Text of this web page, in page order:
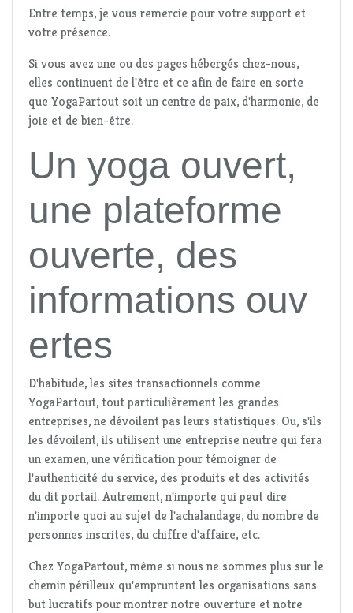
Entre temps, je vous remercie pour votre support et
votre présence.
Si vous avez une ou des pages hébergés chez-nous,
elles continuent de l'être et ce afin de faire en sorte
que YogaPartout soit un centre de paix, d'harmonie, de
joie et de bien-être.
Un yoga ouvert,
une plateforme
ouverte, des
informations ouv
ertes
D'habitude, les sites transactionnels comme
YogaPartout, tout particulièrement les grandes
entreprises, ne dévoilent pas leurs statistiques. Ou, s'ils
les dévoilent, ils utilisent une entreprise neutre qui fera
un examen, une vérification pour témoigner de
l'authenticité du service, des produits et des activités
du dit portail. Autrement, n'importe qui peut dire
n'importe quoi au sujet de l'achalandage, du nombre de
personnes inscrites, du chiffre d'affaire, etc.
Chez YogaPartout, même si nous ne sommes plus sur le
chemin périlleux qu'empruntent les organisations sans
but lucratifs pour montrer notre ouverture et notre